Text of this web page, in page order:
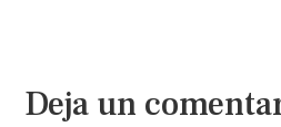
Deja un